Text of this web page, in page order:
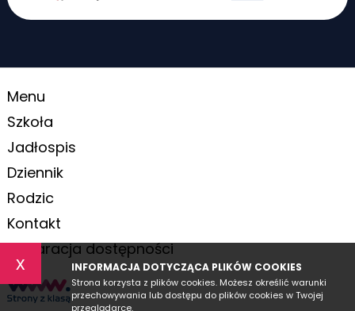
x INFORMACJA DOTYCZĄCA PLIKÓW COOKIES
Strona korzysta z plików cookies. Możesz określić warunki
przechowywania lub dostępu do plików cookies w Twojej
przeglądarce.
Menu
Szkoła
Jadłospis
Dziennik
Rodzic
Kontakt
Deklaracja dostępności